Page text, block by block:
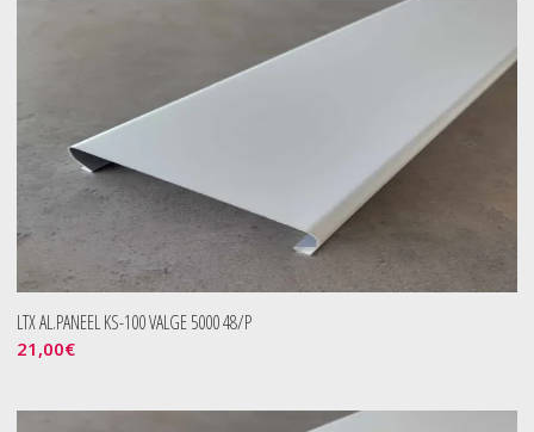
LTX AL.PANEEL KS-100 VALGE 5000 48/P
21,00€